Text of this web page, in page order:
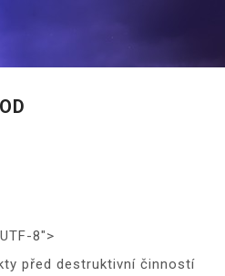
8″>
před destruktivní činností